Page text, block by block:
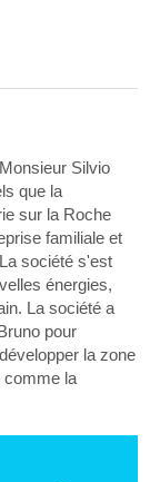
Silvio
que la
sur la Roche
familiale et
société s'est
énergies,
La société a
pour
la zone
comme la